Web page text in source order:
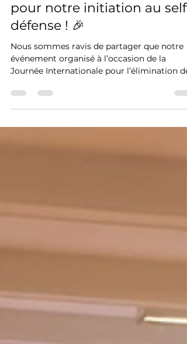
🎉 Un bel écho médiatique
pour notre initiation au self-
défense ! 🎉
Nous sommes ravis de partager que notre
Journée Internationale pour l’élimination de
la violence à...